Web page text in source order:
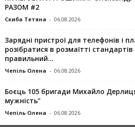
РАЗОМ #2
Скиба Тетяна - 06.08.2026
Зарядні пристрої для телефонів і
розібратися в розмаїтті
правильний...
Чепіль Олена - 06.08.2026
Боєць 105 бригади Михайло
мужність”
Чепіль Олена - 06.08.2026